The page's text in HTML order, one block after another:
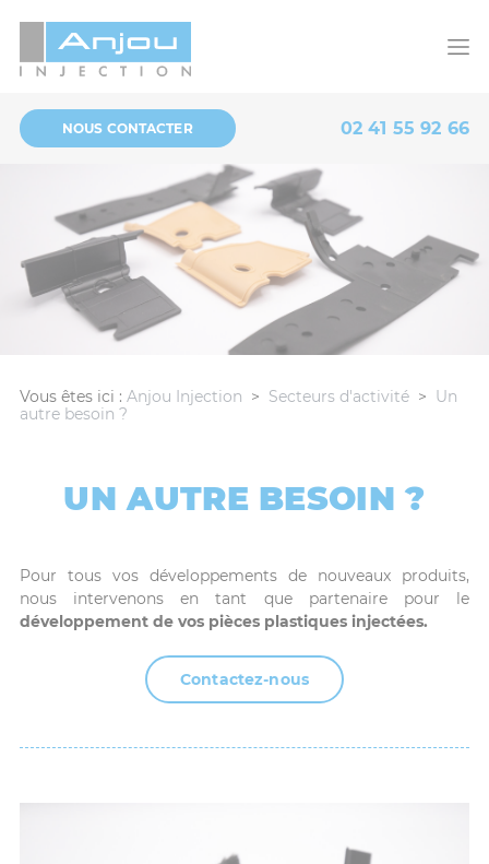
NOUS CONTACTER 02 41 55 92 66
Vous êtes ici : Anjou Injection > Secteurs d'activité> Un
autre besoin ?
UN AUTRE BESOIN ?
Pour tous vos développements de nouveaux produits,
nous intervenons en tant que partenaire pour le
développement de vos pièces plastiques injectées.
Contactez-nous